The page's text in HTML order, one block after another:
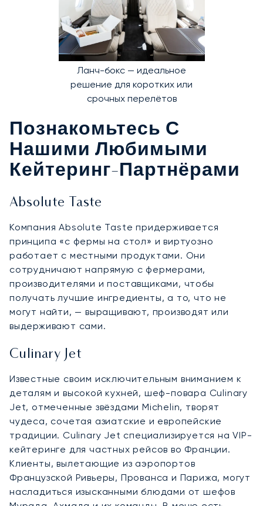
Ланч-бокс — идеальное
решение для коротких или
срочных перелётов
Познакомьтесь С
Нашими Любимыми
Кейтеринг-Партнёрами
Absolute Taste
Компания Absolute Taste придерживается
принципа «с фермы на стол» и виртуозно
работает с местными продуктами. Они
сотрудничают напрямую с фермерами,
производителями и поставщиками, чтобы
получать лучшие ингредиенты, а то, что не
могут найти, — выращивают, производят или
выдерживают сами.
Culinary Jet
Известные своим исключительным вниманием к
деталям и высокой кухней, шеф-повара Culinary
Jet, отмеченные звёздами Michelin, творят
чудеса, сочетая азиатские и европейские
традиции. Culinary Jet специализируется на VIP-
кейтеринге для частных рейсов во Франции.
Клиенты, вылетающие из аэропортов
Французской Ривьеры, Прованса и Парижа, могут
насладиться изысканными блюдами от шефов